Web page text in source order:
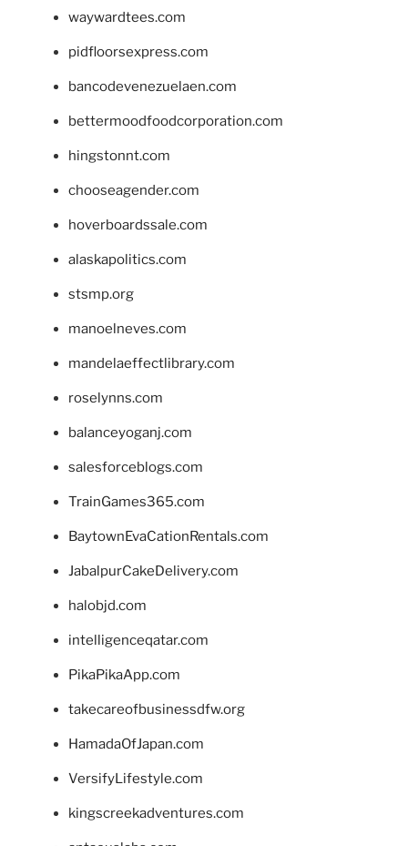
waywardtees.com
pidfloorsexpress.com
bancodevenezuelaen.com
bettermoodfoodcorporation.com
hingstonnt.com
chooseagender.com
hoverboardssale.com
alaskapolitics.com
stsmp.org
manoelneves.com
mandelaeffectlibrary.com
roselynns.com
balanceyoganj.com
salesforceblogs.com
TrainGames365.com
BaytownEvaCationRentals.com
JabalpurCakeDelivery.com
halobjd.com
intelligenceqatar.com
PikaPikaApp.com
takecareofbusinessdfw.org
HamadaOfJapan.com
VersifyLifestyle.com
kingscreekadventures.com